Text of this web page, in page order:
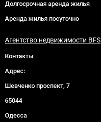
Долгосрочная аренда жилья
Аренда жилья посуточно
Агентство недвижимости BFS
Контакты
Адрес:
Шевченко проспект, 7
65044
Одесса